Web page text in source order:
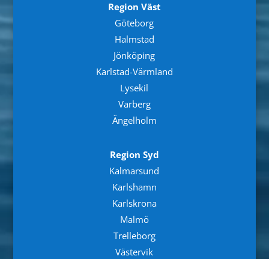
Region Väst
Göteborg
Halmstad
Jönköping
Karlstad-Värmland
Lysekil
Varberg
Ängelholm
Region Syd
Kalmarsund
Karlshamn
Karlskrona
Malmö
Trelleborg
Västervik